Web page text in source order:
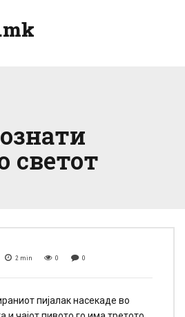
светот
2 min 0 0
пијалак насекаде во